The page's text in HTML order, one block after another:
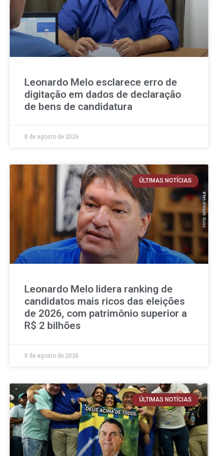
Leonardo Melo esclarece erro de
digitação em dados de declaração
de bens de candidatura
8 de agosto de 2026
ÚLTIMAS NOTÍCIAS
Leonardo Melo lidera ranking de
candidatos mais ricos das eleições
de 2026, com patrimônio superior a
R$ 2 bilhões
8 de agosto de 2026
ÚLTIMAS NOTÍCIAS